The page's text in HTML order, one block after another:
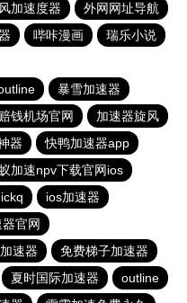
加速度器
外网网址导航
哔咔漫画
瑞乐小说
暴雪加速器
赔钱机场官网
加速器旋风
器
快鸭加速器app
加速npv下载官网ios
ios加速器
官网
速器
免费梯子加速器
夏时国际加速器
outline